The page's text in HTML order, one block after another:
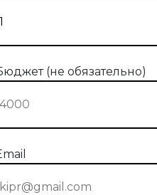
(не обязательно)